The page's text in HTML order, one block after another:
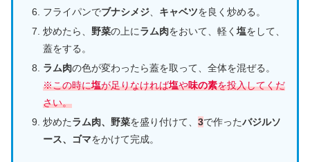
フライパンでブナシメジ、 キャベツを良く炒める。
炒めたら、 野菜の上にラム肉をおいて、軽く 塩をして、
蓋をする。
ラム肉の色が変わったら蓋を取って、全体を混ぜる。
※この時に塩が足りなければ塩や味の素を投入してくだ
さい。
炒めたラム肉、野菜を盛り付けて、 3で作ったバジルソ
ース、ゴマをかけて完成。